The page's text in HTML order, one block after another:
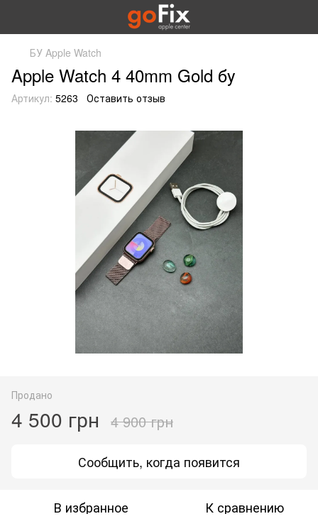
БУ Apple Watch
Apple Watch 4 40mm Gold бу
Артикул: 5263 Оставить отзыв
Продано
4 500 грн 4 900 грн
Сообщить, когда появится
В избранное К сравнению